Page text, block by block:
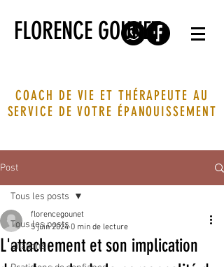
FLORENCE GOUNET
COACH DE VIE ET THÉRAPEUTE AU
SERVICE DE VOTRE ÉPANOUISSEMENT
Post
Tous les posts
Citations
Tous les posts
L'attachement et son implication
florencegounet
5 juin 2024 0 min de lecture